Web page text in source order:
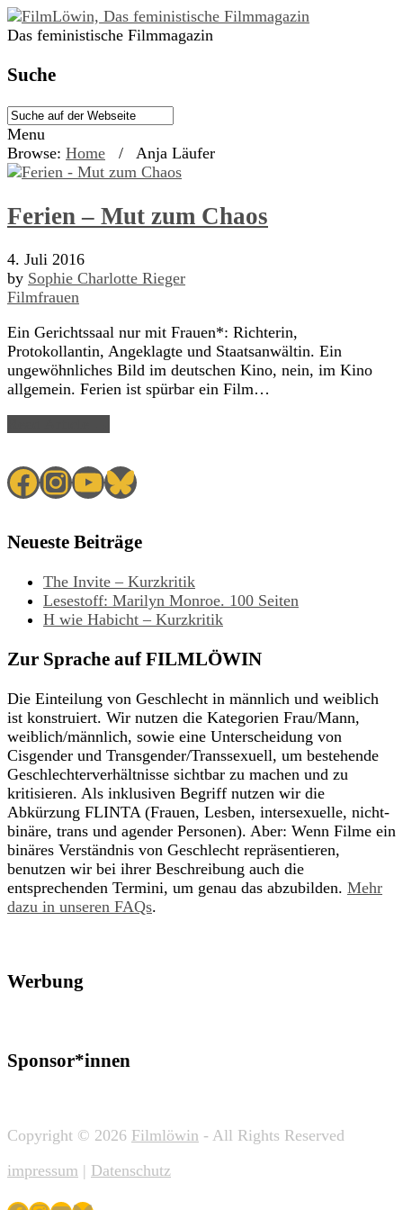
Das feministische Filmmagazin
Suche
Menu
Browse: Home / Anja Läufer
Ferien – Mut zum Chaos
4. Juli 2016
by Sophie Charlotte Rieger
Filmfrauen
Ein Gerichtssaal nur mit Frauen*: Richterin,
Protokollantin, Angeklagte und Staatsanwältin. Ein
ungewöhnliches Bild im deutschen Kino, nein, im Kino
allgemein. Ferien ist spürbar ein Film…
Facebook
Instagram
YouTube
Bluesky
Neueste Beiträge
The Invite – Kurzkritik
Lesestoff: Marilyn Monroe. 100 Seiten
H wie Habicht – Kurzkritik
Zur Sprache auf FILMLÖWIN
Die Einteilung von Geschlecht in männlich und weiblich
ist konstruiert. Wir nutzen die Kategorien Frau/Mann,
weiblich/männlich, sowie eine Unterscheidung von
Cisgender und Transgender/Transsexuell, um bestehende
Geschlechterverhältnisse sichtbar zu machen und zu
kritisieren. Als inklusiven Begriff nutzen wir die
Abkürzung FLINTA (Frauen, Lesben, intersexuelle, nicht-
binäre, trans und agender Personen). Aber: Wenn Filme ein
binäres Verständnis von Geschlecht repräsentieren,
benutzen wir bei ihrer Beschreibung auch die
entsprechenden Termini, um genau das abzubilden. Mehr
dazu in unseren FAQs.
Werbung
Sponsor*innen
Copyright © 2026 Filmlöwin - All Rights Reserved
impressum | Datenschutz